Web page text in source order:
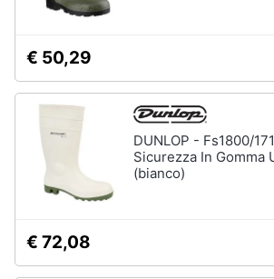
€ 50,29
DUNLOP - Fs1800/
Sicurezza In Gomma
(bianco)
€ 72,08